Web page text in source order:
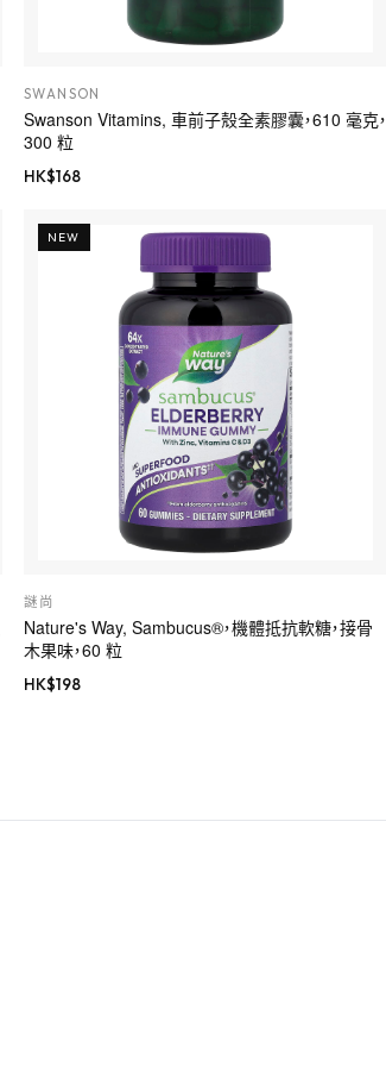
SWANSON
Swanson Vitamins, 車前子殼全素膠囊，610 毫克，
300 粒
HK$168
NEW
謎尚
Nature's Way, Sambucus®，機體抵抗軟糖，接骨
木果味，60 粒
HK$198